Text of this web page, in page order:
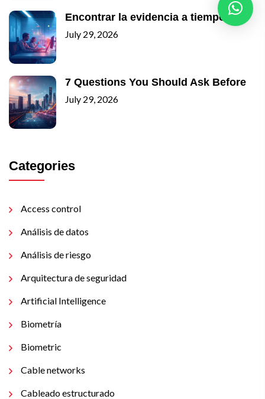
Encontrar la evidencia a tiempo: un
July 29, 2026
7 Questions You Should Ask Before
July 29, 2026
Categories
Access control
Análisis de datos
Análisis de riesgo
Arquitectura de seguridad
Artificial Intelligence
Biometría
Biometric
Cable networks
Cableado estructurado